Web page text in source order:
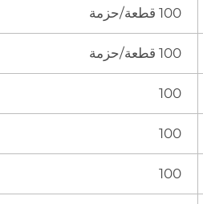
100 قطعة/حزمة
100 قطعة/حزمة
100
100
100